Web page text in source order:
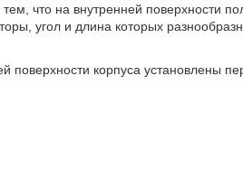
что на внутренней поверхности
угол и длина которых
поверхности корпуса установлены